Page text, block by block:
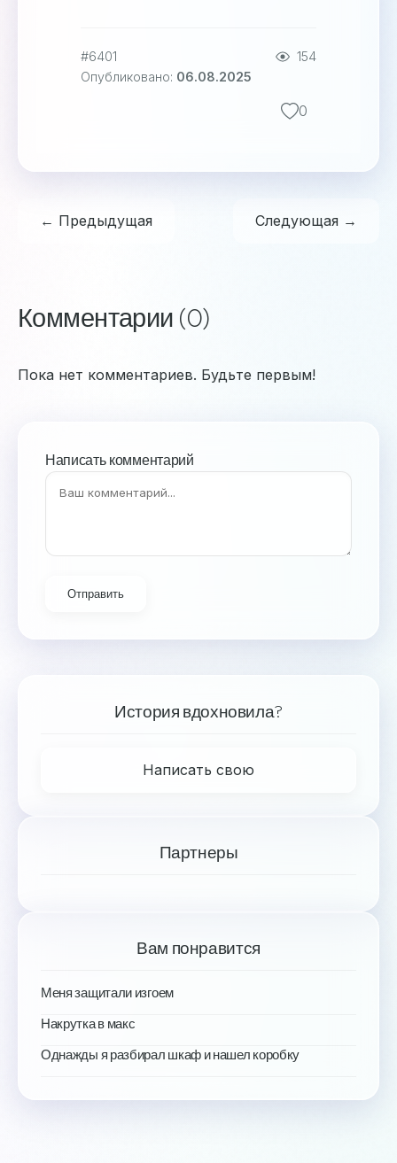
#6401
154
Опубликовано: 06.08.2025
0
← Предыдущая Следующая →
Комментарии (0)
Пока нет комментариев. Будьте первым!
Написать комментарий
Отправить
История вдохновила?
Написать свою
Партнеры
Вам понравится
Меня защитали изгоем
Накрутка в макс
Однажды я разбирал шкаф и нашел коробку